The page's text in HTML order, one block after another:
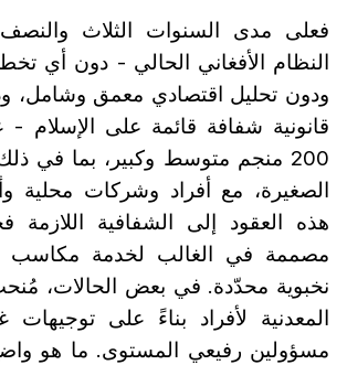
فعلى مدى السنوات الثلاث والنصف
النظام الأفغاني الحالي - دون أي
ودون تحليل اقتصادي معمق وشامل،
قانونية شفافة قائمة على الإسلام -
200 منجم متوسط وكبير، بما في
الصغيرة، مع أفراد وشركات محلية
هذه العقود إلى الشفافية اللازمة
مصممة في الغالب لخدمة مكاسب
نخبوية محدّدة. في بعض الحالات،
المعدنية لأفراد بناءً على
مسؤولين رفيعي المستوى. ما هو واضح